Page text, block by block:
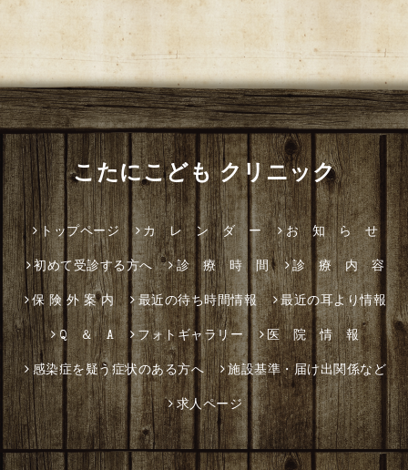
こたにこども クリニック
トップページ カ レ ン ダ ー お 知 ら せ
初めて受診する方へ 診 療 時 間 診 療 内 容
保 険 外 案 内 最近の待ち時間情報 最近の耳より情報
Q ＆ A フォトギャラリー 医 院 情 報
感染症を疑う症状のある方へ 施設基準・届け出関係など
求人ページ